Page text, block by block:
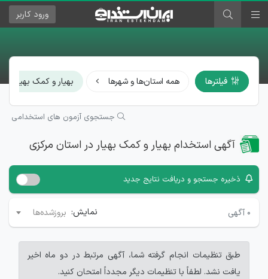
ورود کاربر
فیلترها همه استان‌ها و شهرها بهیار و کمک بهیار
جستجوی آزمون های استخدامی
آگهی استخدام بهیار و کمک بهیار در استان مرکزی
ذخیره جستجو و دریافت نتایج جدید
۰ آگهی نمایش: بروزشده‌ها
طبق تنظیمات انجام گرفته شما، آگهی مرتبط در دو ماه اخیر
یافت نشد. لطفاً با تنظیمات دیگر مجدداً امتحان کنید.